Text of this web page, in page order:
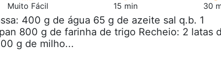
Muito Fácil 15 min 30
400 g de água 65 g de azeite sal q.b. 1
800 g de farinha de trigo Recheio: 2 latas
g de milho...